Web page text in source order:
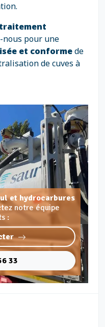
nous pour une
et conformede
de cuves à
et hydrocarbures
notre équipe
:
33